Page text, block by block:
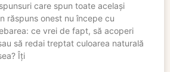
care spun toate același
răspuns onest nu începe cu
ce vrei de fapt, să acoperi
să redai treptat culoarea naturală
Îți